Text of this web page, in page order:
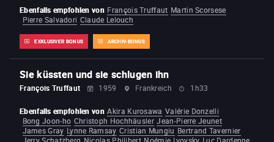
EXKLUSIVER BONUS ARCHIV-BONUS
Ebenfalls empfohlen von François Truffaut Martin Scorsese
Pierre Salvadori Claude Lelouch
Sie küssten und sie schlugen ihn
François Truffaut 1959 Frankreich 1h33
Ebenfalls empfohlen von Akira Kurosawa Valérie Donzelli
Bong Joon-ho Christoph Hochhäusler Jean-Pierre Jeunet
James Gray Lynne Ramsay Cristian Mungiu Bertrand Tavernier